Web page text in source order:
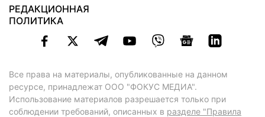
РЕДАКЦИОННАЯ
ПОЛИТИКА
Все права на материалы, опубликованные на данном
ресурсе, принадлежат ООО "ФОКУС МЕДИА".
Использование материалов разрешается только при
соблюдении требований, описанных в разделе "Правила